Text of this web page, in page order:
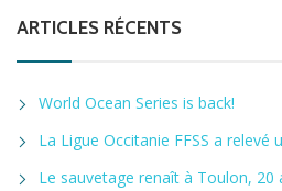
ARTICLES RÉCENTS
World Ocean Series is back!
La Ligue Occitanie FFSS a relevé
Le sauvetage renaît à Toulon, 20